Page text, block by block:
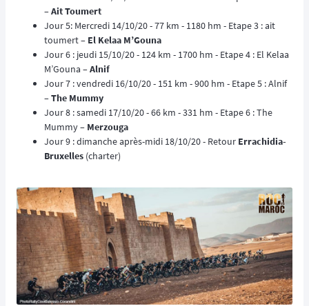
–Ait Toumert
Jour 5: Mercredi 14/10/20 - 77 km - 1180 hm - Etape 3 : ait
toumert – El Kelaa M’Gouna
Jour 6 : jeudi 15/10/20 - 124 km - 1700 hm - Etape 4 : El Kelaa
M’Gouna –Alnif
Jour 7 : vendredi 16/10/20 - 151 km - 900 hm - Etape 5 : Alnif
–The Mummy
Jour 8 : samedi 17/10/20 - 66 km - 331 hm - Etape 6 : The
Mummy – Merzouga
Jour 9 : dimanche après-midi 18/10/20 - Retour Errachidia-
Bruxelles (charter)